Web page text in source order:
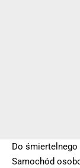
Do śmiertelnego
Samochód